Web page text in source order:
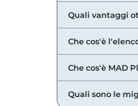
Quali vantaggi
Che cos'è
Che cos'è MAD
Quali sono le